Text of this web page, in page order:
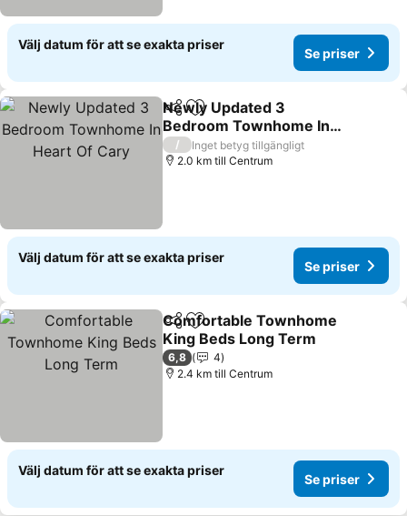
Välj datum för att se exakta priser
Se priser
Dela Lägg till i Mina Favoriter
Newly Updated 3
Bedroom Townhome In
Heart Of Cary
Se priser
/
Inget betyg tillgängligt
2.0 km till Centrum
Välj datum för att se exakta priser
Se priser
Dela Lägg till i Mina Favoriter
Comfortable Townhome
King Beds Long Term
Se priser
6,8
4
2.4 km till Centrum
Välj datum för att se exakta priser
Se priser